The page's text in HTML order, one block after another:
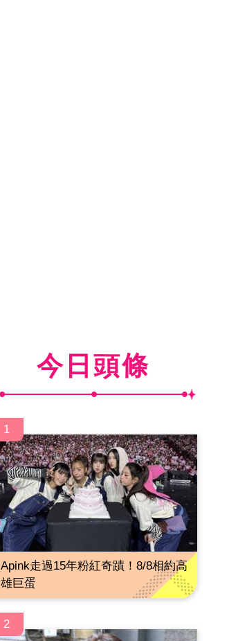
今日頭條
1
Apink走過15年粉紅奇蹟！8/8相約高
雄巨蛋
2